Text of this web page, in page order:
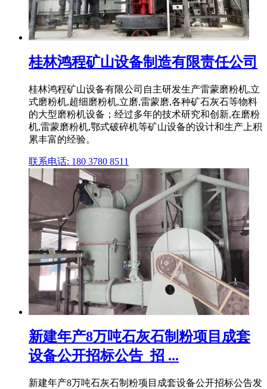
桂林鸿程矿山设备制造有限责任公司
桂林鸿程矿山设备有限公司自主研发生产雷蒙磨粉机,立
式磨粉机,超细磨粉机,立磨,雷蒙磨,各种矿石灰石等物料
的大型磨粉机设备；经过多年的技术研究和创新,在磨粉
机,雷蒙磨粉机,鄂式破碎机等矿山设备的设计和生产上积
累丰富的经验。
联系电话: 180 3780 8511
新建年产8万吨石灰石制粉项目成套
设备公开招标公告_招 ...
新建年产8万吨石灰石制粉项目成套设备公开招标公告发